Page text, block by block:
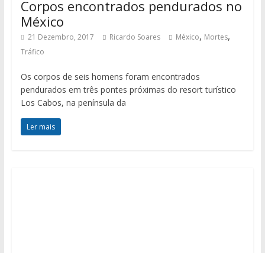
Corpos encontrados pendurados no
México
21 Dezembro, 2017 Ricardo Soares México, Mortes,
Tráfico
Os corpos de seis homens foram encontrados
pendurados em três pontes próximas do resort turístico
Los Cabos, na península da
Ler mais